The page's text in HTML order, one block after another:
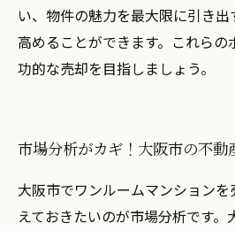
い、物件の魅力を最大限に引き
高めることができます。これら
功的な売却を目指しましょう。
市場分析がカギ！大阪市の不動
大阪市でワンルームマンション
えておきたいのが市場分析です